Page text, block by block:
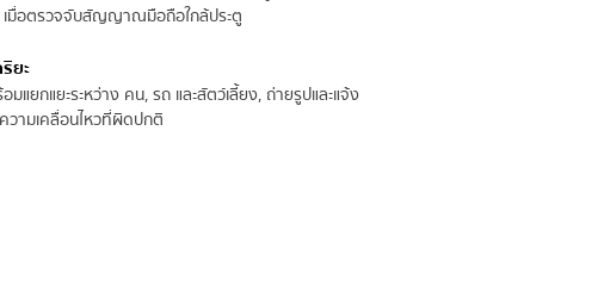
มื่อตรวจจับสัญญาณมือถือใกล้ประตู
ยะ
แยกแยะระหว่าง คน, รถ และสัตว์เลี้ยง, ถ่ายรูปและแจ้ง
วามเคลื่อนไหวที่ผิดปกติ